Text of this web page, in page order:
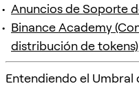
Anuncios de Soporte
Binance Academy
distribución de tokens)
Entendiendo el Umbral